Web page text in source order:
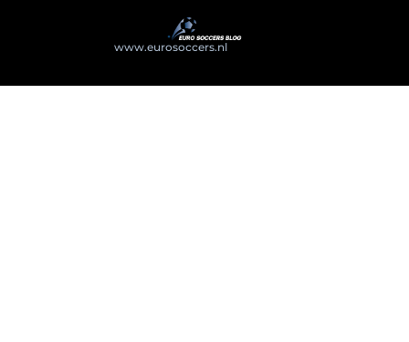
www.eurosoccers.nl. All Right Reserved.